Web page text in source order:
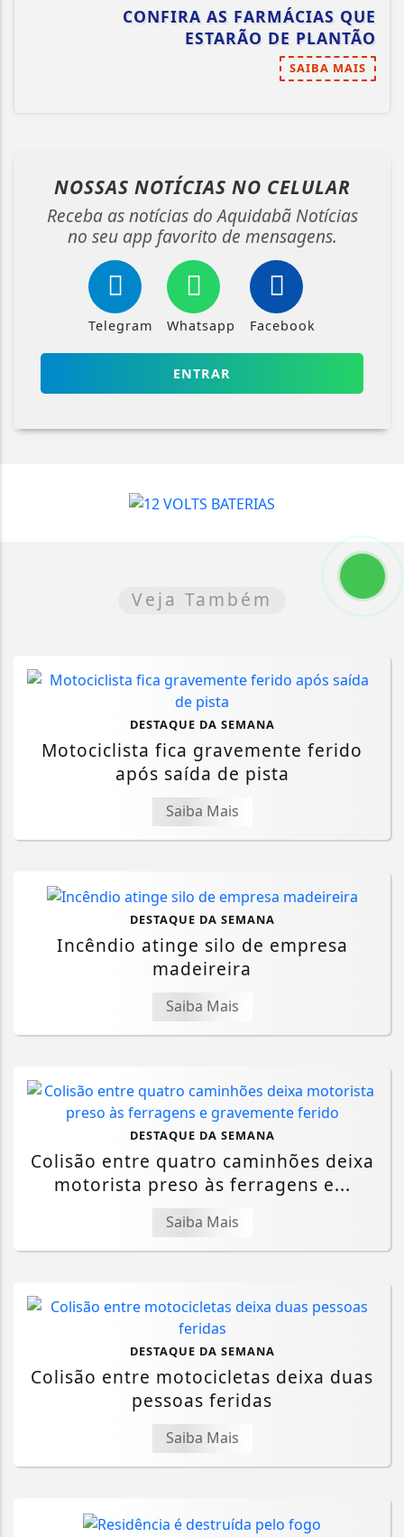
CONFIRA AS FARMÁCIAS QUE
ESTARÃO DE PLANTÃO
SAIBA MAIS
NOSSAS NOTÍCIAS NO CELULAR
Receba as notícias do Aquidabã Notícias
no seu app favorito de mensagens.
Telegram Whatsapp Facebook
ENTRAR
Veja Também
DESTAQUE DA SEMANA
Motociclista fica gravemente ferido
após saída de pista
Saiba Mais
DESTAQUE DA SEMANA
Incêndio atinge silo de empresa
madeireira
Saiba Mais
DESTAQUE DA SEMANA
Colisão entre quatro caminhões deixa
motorista preso às ferragens e...
Saiba Mais
DESTAQUE DA SEMANA
Colisão entre motocicletas deixa duas
pessoas feridas
Saiba Mais